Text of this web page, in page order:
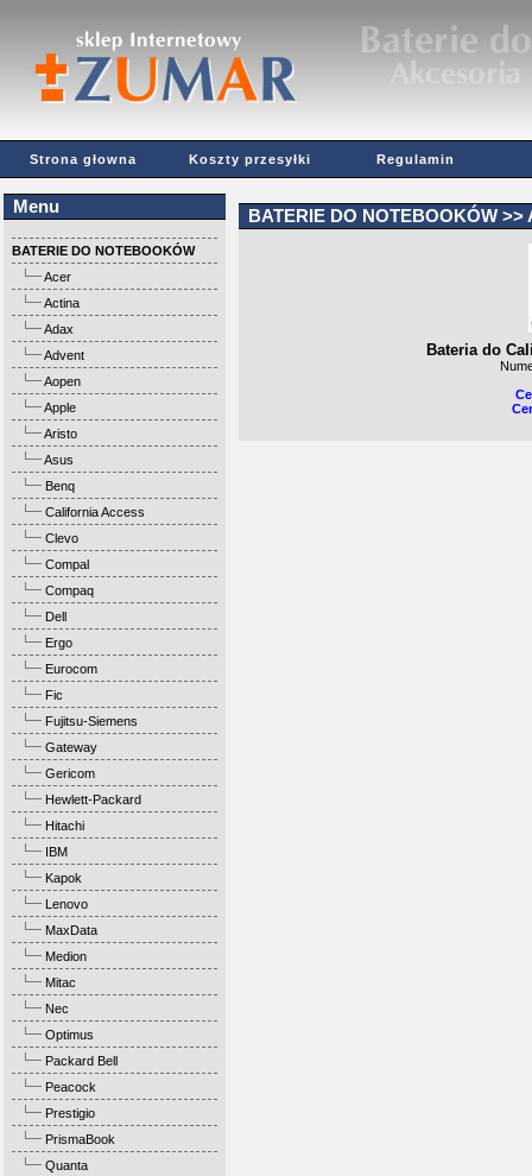
Strona głowna Koszty przesyłki Regulamin
Menu
BATERIE DO NOTEBOOKÓW
Acer
Actina
Adax
Advent
Aopen
Apple
Aristo
Asus
Benq
California Access
Clevo
Compal
Compaq
Dell
Ergo
Eurocom
Fic
Fujitsu-Siemens
Gateway
Gericom
Hewlett-Packard
Hitachi
IBM
Kapok
Lenovo
MaxData
Medion
Mitac
Nec
Optimus
Packard Bell
Peacock
Prestigio
PrismaBook
Quanta
BATERIE DO NOTEBOOKÓW >>
Bateria do